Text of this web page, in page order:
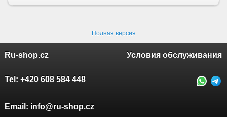
Полная версия
Ru-shop.cz Условия обслуживания
Tel: +420 608 584 448
Email: info@ru-shop.cz